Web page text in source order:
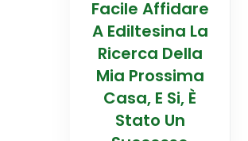
Facile Affidare
A Ediltesina La
Ricerca Della
Mia Prossima
Casa, E Si, È
Stato Un